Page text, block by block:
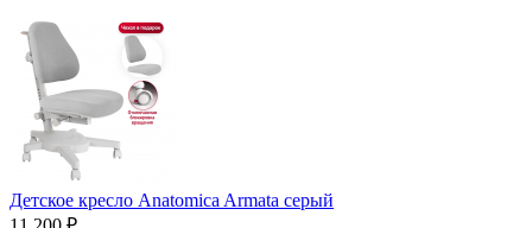
Детское кресло Anatomica Armata серый